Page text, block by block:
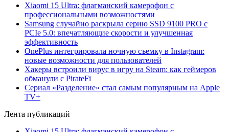
Xiaomi 15 Ultra: флагманский камерофон с
профессиональными возможностями
Samsung случайно раскрыла серию SSD 9100 PRO с
PCIe 5.0: впечатляющие скорости и улучшенная
эффективность
OnePlus интегрировала ночную съемку в Instagram:
новые возможности для пользователей
Хакеры встроили вирус в игру на Steam: как геймеров
обманули с PirateFi
Сериал «Разделение» стал самым популярным на Apple
TV+
Лента публикаций